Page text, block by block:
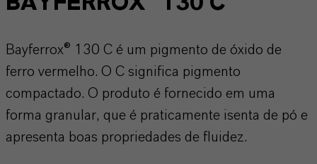
Bayferrox® 130 C é um pigmento de óxido de
ferro vermelho. O C significa pigmento
compactado. O produto é fornecido em uma
forma granular, que é praticamente isenta de pó e
apresenta boas propriedades de fluidez.